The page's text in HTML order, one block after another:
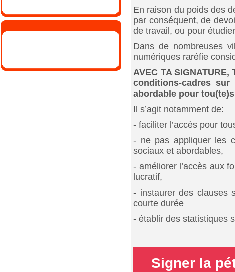
En raison du poids des
par conséquent, de
de travail, ou pour
Dans de nombreuses
numériques raréfie
AVEC TA SIGNATURE,
conditions-cadres
abordable pour
Il s’agit notamment de:
- faciliter l’accès pour
- ne pas appliquer les
sociaux et abordables,
- améliorer l’accès aux
lucratif,
- instaurer des clauses
courte durée
- établir des statistiques
Signer la